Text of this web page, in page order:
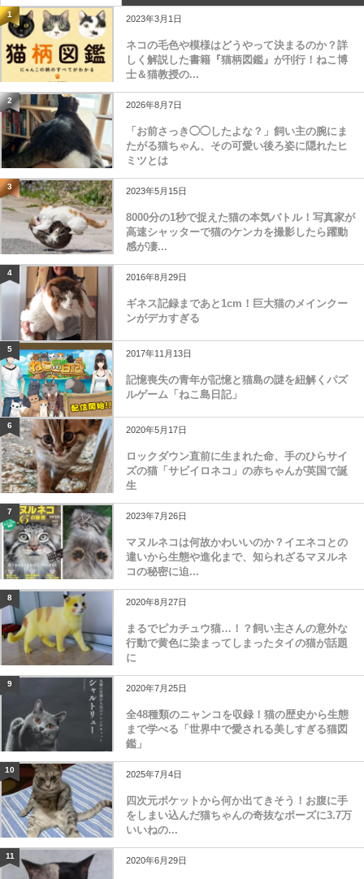
1 2023年3月1日
ネコの毛色や模様はどうやって決まるのか？詳
しく解説した書籍『猫柄図鑑』が刊行！ねこ博
士＆猫教授の...
2 2026年8月7日
「お前さっき◯◯したよな？」飼い主の腕にま
たがる猫ちゃん、その可愛い後ろ姿に隠れたヒ
ミツとは
3 2023年5月15日
8000分の1秒で捉えた猫の本気バトル！写真家が
高速シャッターで猫のケンカを撮影したら躍動
感が凄...
4 2016年8月29日
ギネス記録まであと1cm！巨大猫のメインクー
ンがデカすぎる
5 2017年11月13日
記憶喪失の青年が記憶と猫島の謎を紐解くパズ
ルゲーム「ねこ島日記」
6 2020年5月17日
ロックダウン直前に生まれた命、手のひらサイ
ズの猫「サビイロネコ」の赤ちゃんが英国で誕
生
7 2023年7月26日
マヌルネコは何故かわいいのか？イエネコとの
違いから生態や進化まで、知られざるマヌルネ
コの秘密に迫...
8 2020年8月27日
まるでピカチュウ猫…！？飼い主さんの意外な
行動で黄色に染まってしまったタイの猫が話題
に
9 2020年7月25日
全48種類のニャンコを収録！猫の歴史から生態
まで学べる「世界中で愛される美しすぎる猫図
鑑」
10 2025年7月4日
四次元ポケットから何か出てきそう！お腹に手
をしまい込んだ猫ちゃんの奇抜なポーズに3.7万
いいねの...
11 2020年6月29日